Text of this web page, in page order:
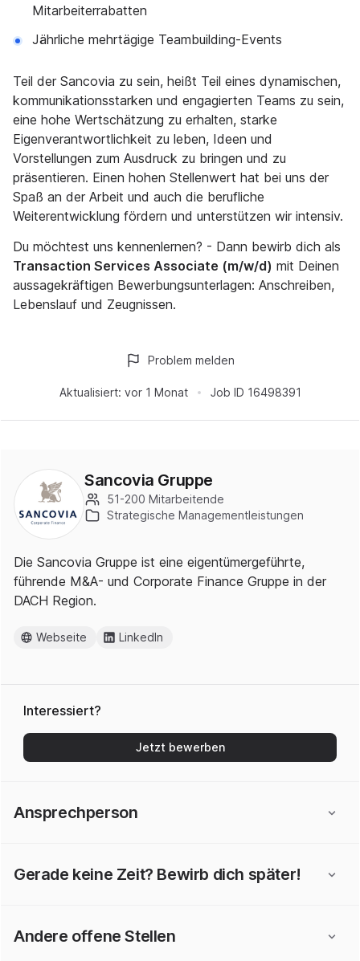
Mitarbeiterrabatten
Jährliche mehrtägige Teambuilding-Events
Teil der Sancovia zu sein, heißt Teil eines dynamischen,
kommunikationsstarken und engagierten Teams zu sein,
eine hohe Wertschätzung zu erhalten, starke
Eigenverantwortlichkeit zu leben, Ideen und
Vorstellungen zum Ausdruck zu bringen und zu
präsentieren. Einen hohen Stellenwert hat bei uns der
Spaß an der Arbeit und auch die berufliche
Weiterentwicklung fördern und unterstützen wir intensiv.
Du möchtest uns kennenlernen? - Dann bewirb dich als
Transaction Services Associate (m/w/d) mit Deinen
aussagekräftigen Bewerbungsunterlagen: Anschreiben,
Lebenslauf und Zeugnissen.
Aktualisiert: vor 1 Monat Job ID 16498391
Problem melden
Sancovia Gruppe
51-200 Mitarbeitende
Strategische Managementleistungen
Die Sancovia Gruppe ist eine eigentümergeführte,
führende M&A- und Corporate Finance Gruppe in der
DACH Region.
Webseite LinkedIn
Interessiert?
Jetzt bewerben
Ansprechperson
Gerade keine Zeit? Bewirb dich später!
Andere offene Stellen